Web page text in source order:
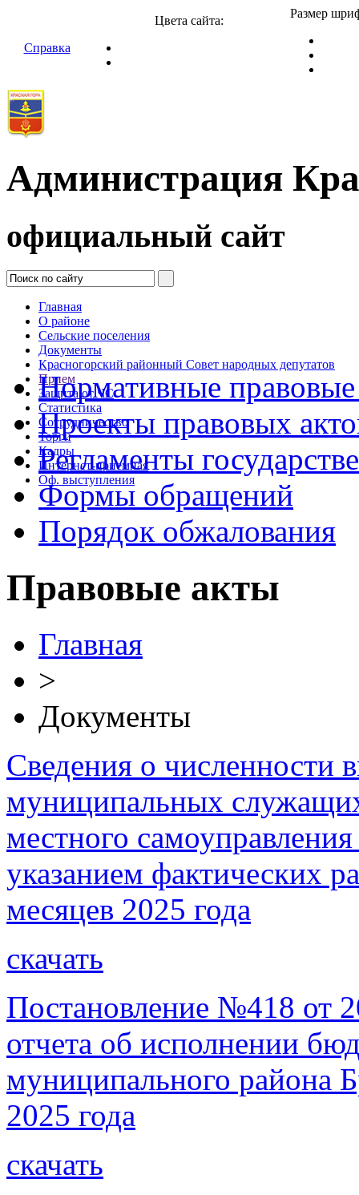
Справка
Цвета сайта:
Размер
Администрация
официальный сайт
Главная
О районе
Сельские поселения
Документы
Красногорский районный Совет народных депутатов
Прием
Защита от ЧС
Статистика
Сотрудничество
Торги
Кадры
Интернет-приемная
Оф. выступления
Нормативные
Проекты правовых
Регламенты
Формы обращений
Порядок обжалования
Правовые акты
Главная
>
Документы
Сведения о
муниципальных
местного
указанием фактических
месяцев 2025 года
скачать
Постановление №418 от
отчета об исполнении
муниципального района
2025 года
скачать